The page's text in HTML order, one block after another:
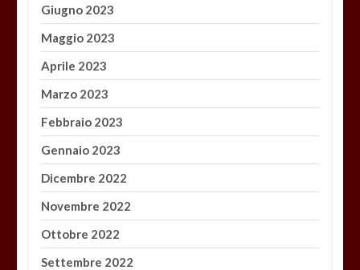
Giugno 2023
Maggio 2023
Aprile 2023
Marzo 2023
Febbraio 2023
Gennaio 2023
Dicembre 2022
Novembre 2022
Ottobre 2022
Settembre 2022